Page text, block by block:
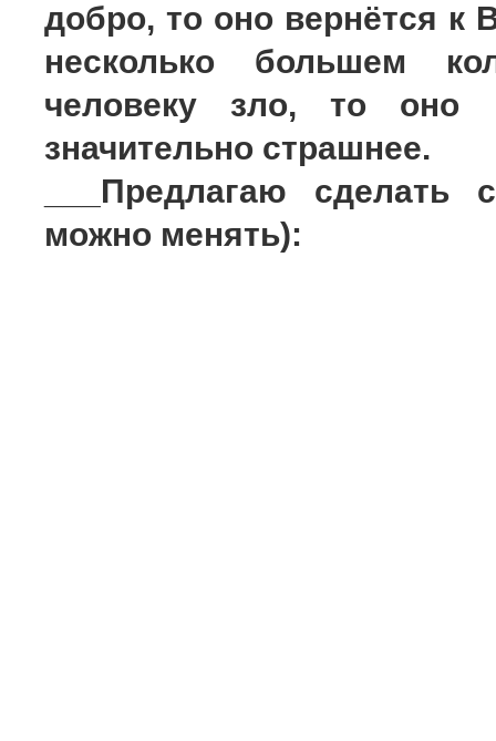
добро, то оно вернётся к
несколько большем
человеку зло, то оно
значительно страшнее.
___Предлагаю
можно менять):